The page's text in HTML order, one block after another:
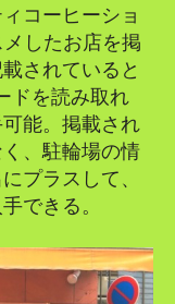
コーヒーショ
したお店を掲
されていると
ドを読み取れ
能。掲載され
、駐輪場の情
プラスして、
できる。